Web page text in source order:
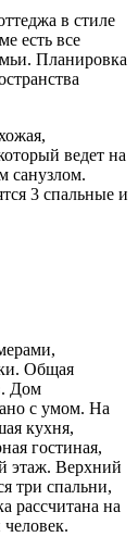
в стиле
есть все
Планировка
ведет на
санузлом.
3 спальные и
Общая
Дом
с умом. На
кухня,
гостиная,
этаж. Верхний
три спальни,
рассчитана на